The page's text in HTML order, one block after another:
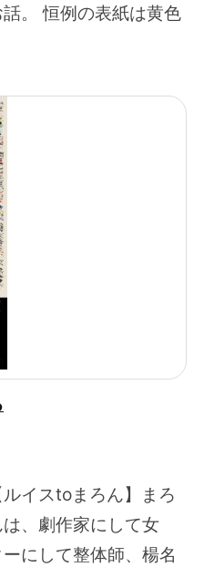
。 恒例の表紙は黄色
イスtoまろん】まろ
、劇作家にして女
にして整体師、楊名